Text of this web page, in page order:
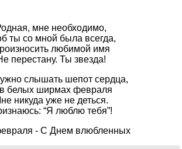
мне необходимо,
ты со мной была всегда,
любимой имя
перестану. Ты звезда!
слышать шепот сердца,
белых ширмах февраля
никуда уже не деться.
“Я люблю тебя”!